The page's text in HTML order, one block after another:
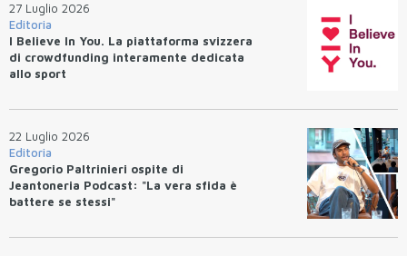
27 Luglio 2026
Editoria
I Believe In You. La piattaforma svizzera
di crowdfunding interamente dedicata
allo sport
22 Luglio 2026
Editoria
Gregorio Paltrinieri ospite di
Jeantoneria Podcast: "La vera sfida è
battere se stessi"